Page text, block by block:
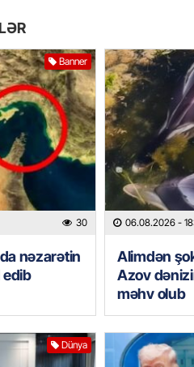
Banner
30
nəzarətin
edib
06.08.2026 -
Alimdən
Azov
məhv olub
Dünya